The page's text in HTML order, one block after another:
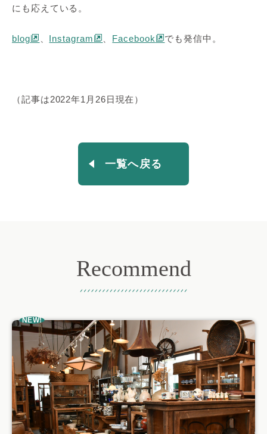
にも応えている。
blog Instagram Facebook でも発信中。
（記事は2022年1月26日現在）
一覧へ戻る
Recommend
NEW!